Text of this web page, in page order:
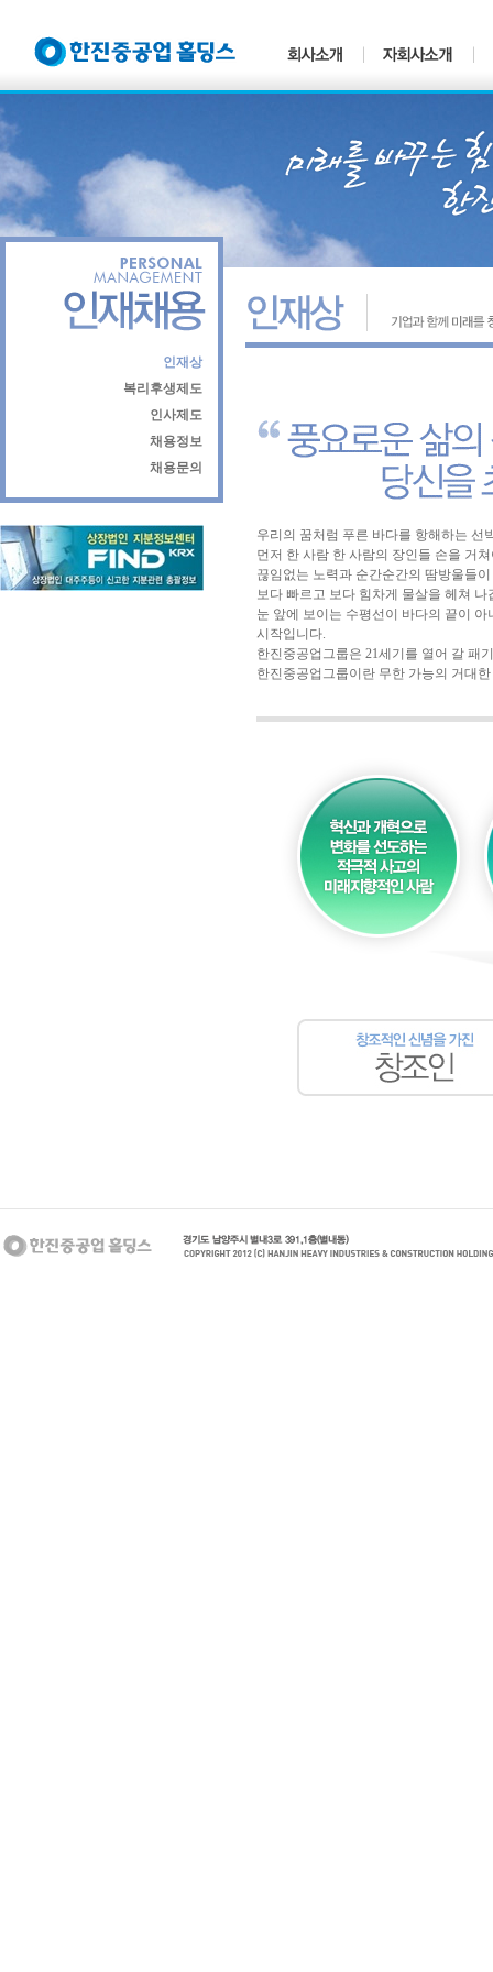
인재상
복리후생제도
인사제도
채용정보
채용문의
우리의 꿈처럼 푸른 바다를 항해하는 선
먼저 한 사람 한 사람의 장인들 손을 거
끊임없는 노력과 순간순간의 땀방울들
보다 빠르고 보다 힘차게 물살을 헤쳐 나
눈 앞에 보이는 수평선이 바다의 끝이
시작입니다.
한진중공업그룹은 21세기를 열어 갈 패
한진중공업그룹이란 무한 가능의 거대